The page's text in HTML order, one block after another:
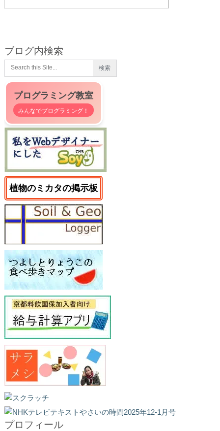
ブログ内検索
プログラミング教室
みんなでプログラミング！
植物のミカタの掲示板
プロフィール